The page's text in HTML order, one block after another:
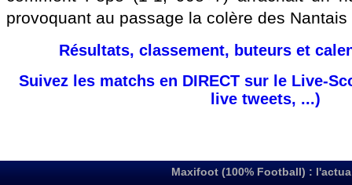
provoquant au passage la colère des Nantais
Résultats, classement, buteurs et
Suivez les matchs en DIRECT sur le Live-
live tweets, ...)
Maxifoot (100% Football) :